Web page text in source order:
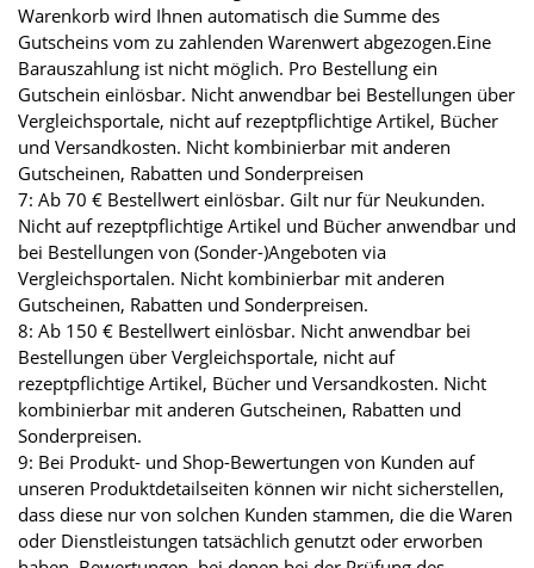
Warenkorb wird Ihnen automatisch die Summe des
Gutscheins vom zu zahlenden Warenwert abgezogen.Eine
Barauszahlung ist nicht möglich. Pro Bestellung ein
Gutschein einlösbar. Nicht anwendbar bei Bestellungen über
Vergleichsportale, nicht auf rezeptpflichtige Artikel, Bücher
und Versandkosten. Nicht kombinierbar mit anderen
Gutscheinen, Rabatten und Sonderpreisen
7: Ab 70 € Bestellwert einlösbar. Gilt nur für Neukunden.
Nicht auf rezeptpflichtige Artikel und Bücher anwendbar und
bei Bestellungen von (Sonder-)Angeboten via
Vergleichsportalen. Nicht kombinierbar mit anderen
Gutscheinen, Rabatten und Sonderpreisen.
8: Ab 150 € Bestellwert einlösbar. Nicht anwendbar bei
Bestellungen über Vergleichsportale, nicht auf
rezeptpflichtige Artikel, Bücher und Versandkosten. Nicht
kombinierbar mit anderen Gutscheinen, Rabatten und
Sonderpreisen.
9: Bei Produkt- und Shop-Bewertungen von Kunden auf
unseren Produktdetailseiten können wir nicht sicherstellen,
dass diese nur von solchen Kunden stammen, die die Waren
oder Dienstleistungen tatsächlich genutzt oder erworben